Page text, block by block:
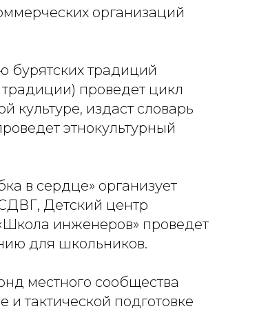
организаций
бурятских традиций
проведет цикл
культуре, издаст словарь
этнокультурный
в сердце» организует
Детский центр
инженеров» проведет
для школьников.
местного сообщества
и тактической подготовке